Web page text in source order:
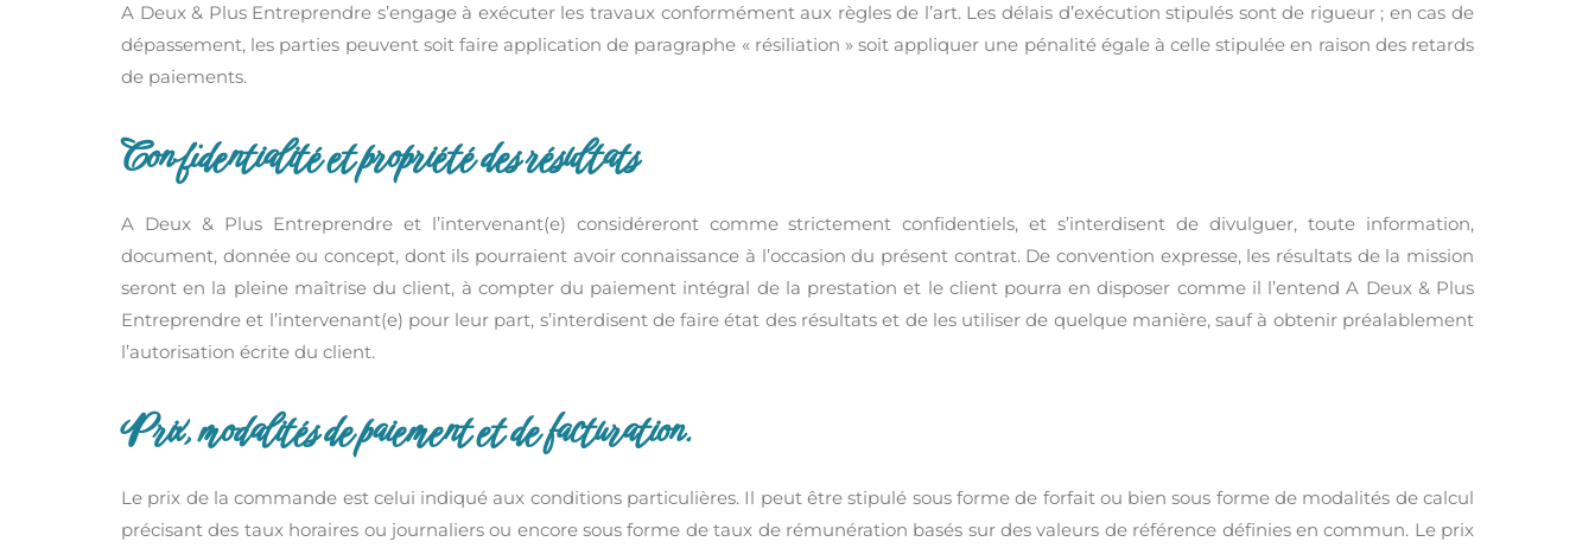
A Deux & Plus Entreprendre s’engage à exécuter les travaux conformément aux règles de l’art. Les délais d’exécution stipulés sont de rigueur ; en cas de
dépassement, les parties peuvent soit faire application de paragraphe « résiliation » soit appliquer une pénalité égale à celle stipulée en raison des retards
de paiements.
Confidentialité et propriété des résultats
A Deux & Plus Entreprendre et l’intervenant(e) considéreront comme strictement confidentiels, et s’interdisent de divulguer, toute information,
document, donnée ou concept, dont ils pourraient avoir connaissance à l’occasion du présent contrat. De convention expresse, les résultats de la mission
seront en la pleine maîtrise du client, à compter du paiement intégral de la prestation et le client pourra en disposer comme il l’entend A Deux & Plus
Entreprendre et l’intervenant(e) pour leur part, s’interdisent de faire état des résultats et de les utiliser de quelque manière, sauf à obtenir préalablement
l’autorisation écrite du client.
Prix, modalités de paiement et de facturation.
Le prix de la commande est celui indiqué aux conditions particulières. Il peut être stipulé sous forme de forfait ou bien sous forme de modalités de calcul
précisant des taux horaires ou journaliers ou encore sous forme de taux de rémunération basés sur des valeurs de référence définies en commun. Le prix